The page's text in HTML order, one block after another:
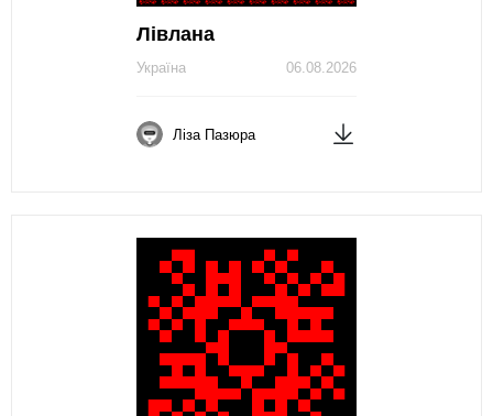
Лівлана
06.08.2026
Україна
Ліза Пазюра